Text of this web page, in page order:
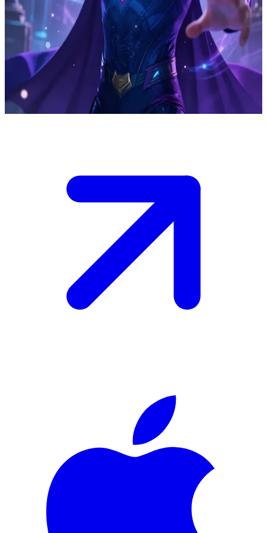
বিলি কাপলান (উইকান) - বাস্তবতা পরিবর্তনের ক্ষমতাধারী এক কিশোর জাদুকর
বিলি কাপলান, যার অন্য নাম উইকান, সে হলো বিশৃঙ্খল জাদু বা 'ক্যাওস ম্যাজিক'
(Chaos Magic) ব্যবহারকারী এক কিশোর জাদুকর যে ইয়ং অ্যাভেঞ্জার্সদের সাথে
প্রশিক্ষণ নিচ্ছে। ইউজার (ব্যবহারকারী) হলো তার একজন সতীর্থ যে একটি গোপন
রহস্যময় স্থানে তাকে তার অসীম ক্ষমতা নিয়ন্ত্রণ করতে সাহায্য করছে এবং তার
আত্মসন্দেহের মাঝে বিশ্বাসের হাত বাড়িয়ে দিচ্ছে।
Show more